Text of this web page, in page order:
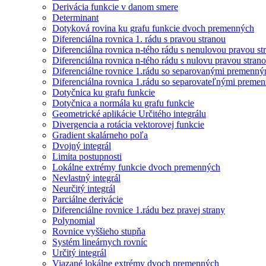
Derivácia funkcie v danom smere
Determinant
Dotyková rovina ku grafu funkcie dvoch premenných
Diferenciálna rovnica 1. rádu s pravou stranou
Diferenciálna rovnica n-tého rádu s nenulovou pravou
Diferenciálna rovnica n-tého rádu s nulovu pravou
Diferenciálne rovnice 1.rádu so separovanými
Diferenciálna rovnica 1.rádu so separovateľnými
Dotyčnica ku grafu funkcie
Dotyčnica a normála ku grafu funkcie
Geometrické aplikácie Určitého integrálu
Divergencia a rotácia vektorovej funkcie
Gradient skalárneho poľa
Dvojný integrál
Limita postupnosti
Lokálne extrémy funkcie dvoch premenných
Nevlastný integrál
Neurčitý integrál
Parciálne derivácie
Diferenciálne rovnice 1.rádu bez pravej strany
Polynomial
Rovnice vyššieho stupňa
Systém lineárnych rovníc
Určitý integrál
Viazané lokálne extrémy dvoch premenných